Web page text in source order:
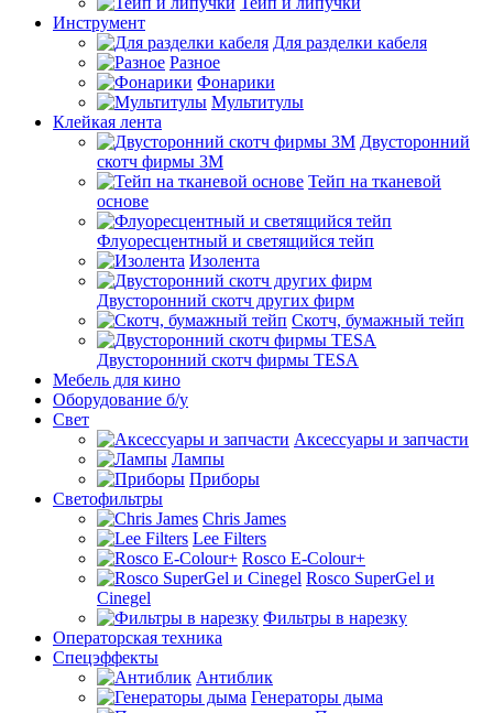
Инструмент
Для разделки кабеля
Разное
Фонарики
Мультитулы
Клейкая лента
Двусторонний
скотч фирмы 3M
Тейп на тканевой
основе
Флуоресцентный и светящийся тейп
Изолента
Двусторонний скотч других фирм
Скотч, бумажный тейп
Двусторонний скотч фирмы TESA
Мебель для кино
Оборудование б/у
Свет
Аксессуары и запчасти
Лампы
Приборы
Светофильтры
Chris James
Lee Filters
Rosco E-Colour+
Rosco SuperGel и
Cinegel
Фильтры в нарезку
Операторская техника
Спецэффекты
Антиблик
Генераторы дыма